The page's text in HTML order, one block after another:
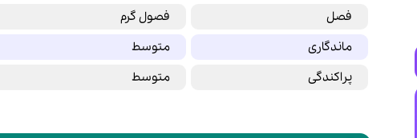
فصل
فصول گرم
ماندگاری
متوسط
پراکندگی
متوسط